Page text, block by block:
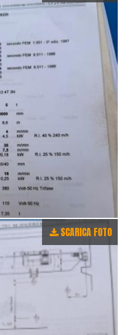
SCARICA FOTO